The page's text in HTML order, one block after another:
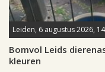
Leiden, 6 augustus 2026,
Bomvol Leids
kleuren